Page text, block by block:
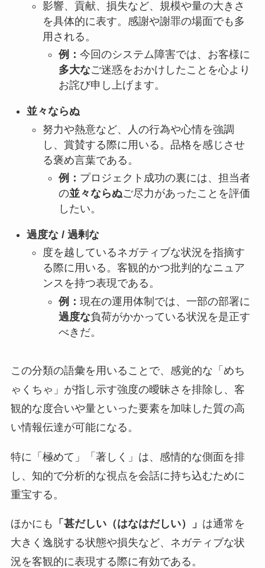
影響、貢献、損失など、規模や量の大きさ
を具体的に表す。感謝や謝罪の場面でも多
用される。
例： 今回のシステム障害では、お客様に
多大なご迷惑をおかけしたことを心より
お詫び申し上げます。
並々ならぬ
努力や熱意など、人の行為や心情を強調
し、賞賛する際に用いる。品格を感じさせ
る褒め言葉である。
例： プロジェクト成功の裏には、担当者
の並々ならぬご尽力があったことを評価
したい。
過度な / 過剰な
度を越しているネガティブな状況を指摘す
る際に用いる。客観的かつ批判的なニュア
ンスを持つ表現である。
例： 現在の運用体制では、一部の部署に
過度な負荷がかかっている状況を是正す
べきだ。
この分類の語彙を用いることで、感覚的な「めち
ゃくちゃ」が指し示す強度の曖昧さを排除し、客
観的な度合いや量といった要素を加味した質の高
い情報伝達が可能になる。
特に「極めて」「著しく」は、感情的な側面を排
し、知的で分析的な視点を会話に持ち込むために
重宝する。
ほかにも 「甚だしい（はなはだしい）」 は通常を
大きく逸脱する状態や損失など、ネガティブな状
況を客観的に表現する際に有効である。